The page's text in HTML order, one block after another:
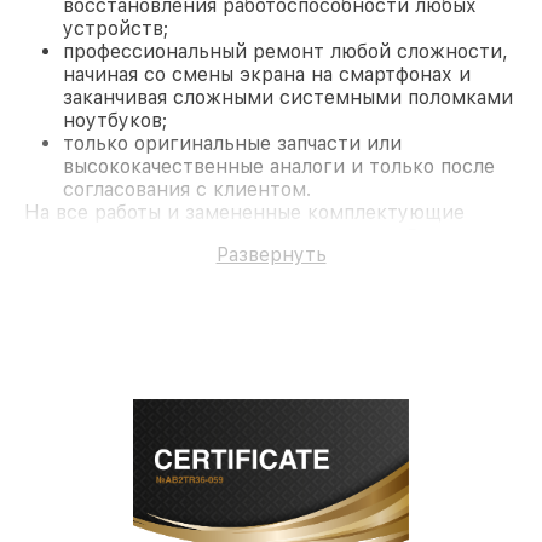
восстановления работоспособности любых
устройств;
профессиональный ремонт любой сложности,
начиная со смены экрана на смартфонах и
заканчивая сложными системными поломками
ноутбуков;
только оригинальные запчасти или
высококачественные аналоги и только после
согласования с клиентом.
На все работы и замененные комплектующие
поломки по условиям гарантии, мы бесплатно
безупречной репутацией;
лицензированное ПО в ремонтно-
диагностических мастерских;
собственный склад комплектующих, что
позволяет сократить сроки
Развернуть